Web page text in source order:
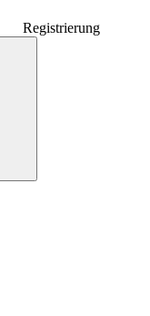
Registrierung